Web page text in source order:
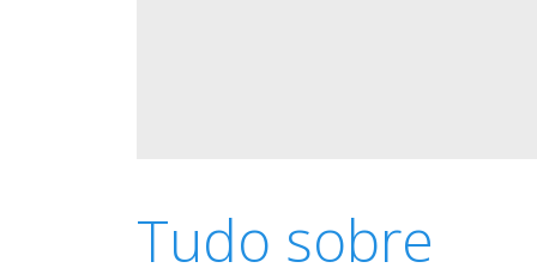
Tudo sobre